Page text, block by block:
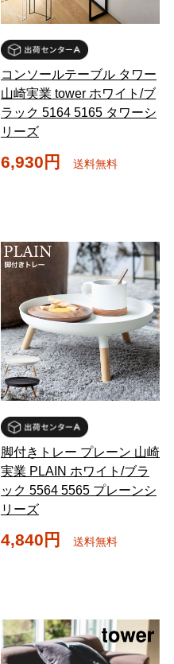
コンソールテーブル タワー
山崎実業 tower ホワイト/ブ
ラック 5164 5165 タワーシ
リーズ
6,930円 送料無料
脚付きトレー プレーン 山崎
実業 PLAIN ホワイト/ブラ
ック 5564 5565 プレーンシ
リーズ
4,840円 送料無料